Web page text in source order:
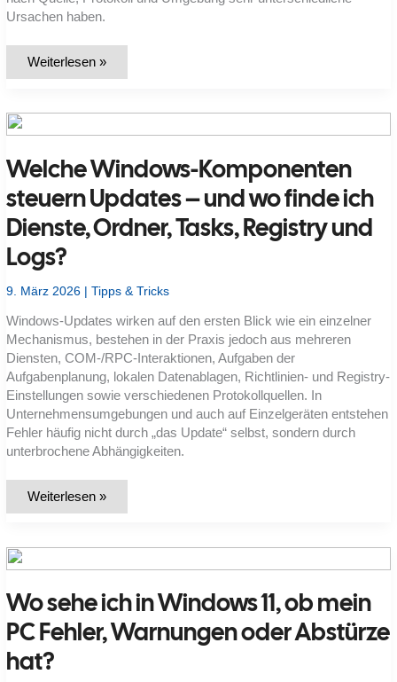
Ursachen haben.
Windows-
IDs
deuten
gezielt
analysieren
Weiterlesen »
Welche Windows-Komponenten
steuern Updates – und wo finde ich
Dienste, Ordner, Tasks, Registry und
Logs?
9. März 2026 |Tipps & Tricks
Windows-Updates wirken auf den ersten Blick wie ein einzelner
Mechanismus, bestehen in der Praxis jedoch aus mehreren
Diensten, COM-/RPC-Interaktionen, Aufgaben der
Aufgabenplanung, lokalen Datenablagen, Richtlinien- und Registry-
Einstellungen sowie verschiedenen Protokollquellen. In
Unternehmensumgebungen und auch auf Einzelgeräten entstehen
Fehler häufig nicht durch „das Update“ selbst, sondern durch
unterbrochene Abhängigkeiten.
Welche
Updates
und
finde
ich
Dienste,
Ordner,
Tasks,
Registry
und
Weiterlesen »
Wo sehe ich in Windows 11, ob mein
PC Fehler, Warnungen oder Abstürze
hat?